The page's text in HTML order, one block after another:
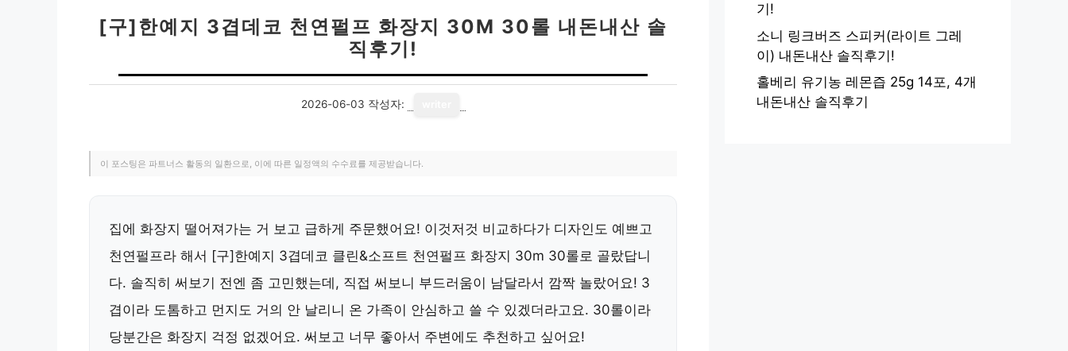
[구]한예지 3겹데코 천연펄프 화장지 30M 30롤 내돈내산 솔
직후기!
2026-06-03 작성자:
이 포스팅은 파트너스 활동의 일환으로, 이에 따른 일정액의 수수료를 제공받습니다.
집에 화장지 떨어져가는 거 보고 급하게 주문했어요! 이것저것 비교하다가 디자인도 예쁘고
천연펄프라 해서 [구]한예지 3겹데코 클린&소프트 천연펄프 화장지 30m 30롤로 골랐답니
다. 솔직히 써보기 전엔 좀 고민했는데, 직접 써보니 부드러움이 남달라서 깜짝 놀랐어요! 3
겹이라 도톰하고 먼지도 거의 안 날리니 온 가족이 안심하고 쓸 수 있겠더라고요. 30롤이라
당분간은 화장지 걱정 없겠어요. 써보고 너무 좋아서 주변에도 추천하고 싶어요!
기!
소니 링크버즈 스피커(라이트 그레
이) 내돈내산 솔직후기!
홀베리 유기농 레몬즙 25g 14포, 4개
내돈내산 솔직후기